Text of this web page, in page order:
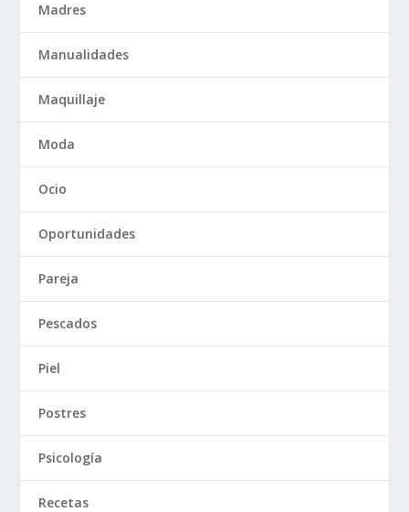
Madres
Manualidades
Maquillaje
Moda
Ocio
Oportunidades
Pareja
Pescados
Piel
Postres
Psicología
Recetas